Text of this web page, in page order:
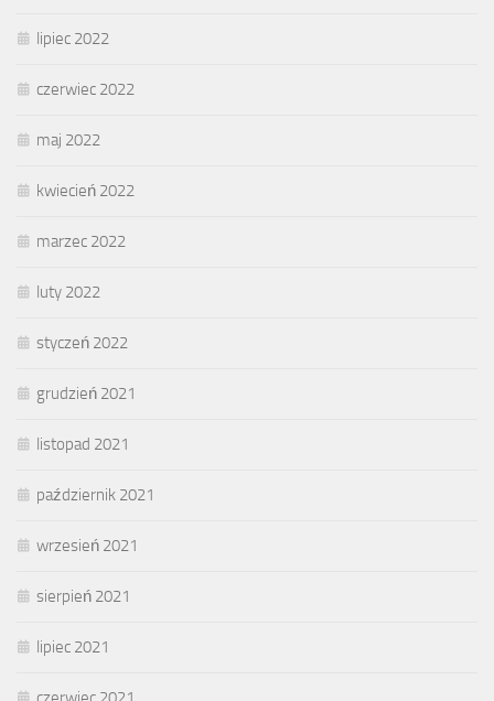
lipiec 2022
czerwiec 2022
maj 2022
kwiecień 2022
marzec 2022
luty 2022
styczeń 2022
grudzień 2021
listopad 2021
październik 2021
wrzesień 2021
sierpień 2021
lipiec 2021